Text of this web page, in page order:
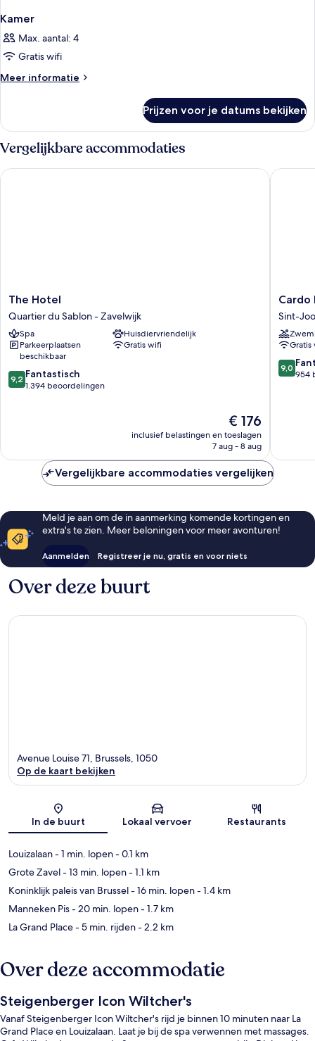
Kamer
Max. aantal: 4
Gratis wifi
Meer informatie
Meer
Prijzen voor je datums bekijken
Vergelijkbare accommodaties
The
Hotel
Quartier
du
Sablon
Zavelwijk
The Hotel
Quartier du Sablon - Zavelwijk
Spa
Huisdiervriendelijk
Parkeerplaatsen
beschikbaar
Gratis wifi
9.2
van
9,2 Fantastisch
1.394 beoordelingen
De
prijs
is
€ 176
inclusief belastingen en toeslagen
7 aug - 8 aug
The Hotel
Cardo
Sint-
Joost-
ten-
Cardo
Sint-
Gratis
9.0
van
9,0
954
Cardo
Vergelijkbare accommodaties vergelijken
Meld je aan om de in aanmerking komende kortingen en
extra's te zien. Meer beloningen voor meer avonturen!
Aanmelden Registreer je nu, gratis en voor niets
Over deze buurt
Kaart
Avenue Louise 71, Brussels, 1050
Op de kaart bekijken
In de buurt Lokaal vervoer Restaurants
Louizalaan- 1 min. lopen- 0.1 km
Grote Zavel- 13 min. lopen- 1.1 km
Koninklijk paleis van Brussel- 16 min. lopen- 1.4 km
Manneken Pis- 20 min. lopen- 1.7 km
La Grand Place- 5 min. rijden- 2.2 km
Over deze accommodatie
Steigenberger Icon Wiltcher's
Vanaf Steigenberger Icon Wiltcher's rijd je binnen 10 minuten naar La
Grand Place en Louizalaan. Laat je bij de spa verwennen met massages.